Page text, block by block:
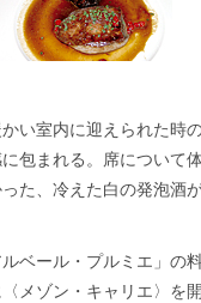
い室内に迎えられた
包まれる。席について
た、冷えた白の発泡
ベール・プルミエ」の
メゾン・キャリエ〉を